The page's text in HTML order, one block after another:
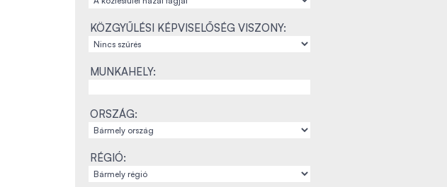
KÖZGYŰLÉSI KÉPVISELŐSÉG VISZONY:
MUNKAHELY:
ORSZÁG:
RÉGIÓ: